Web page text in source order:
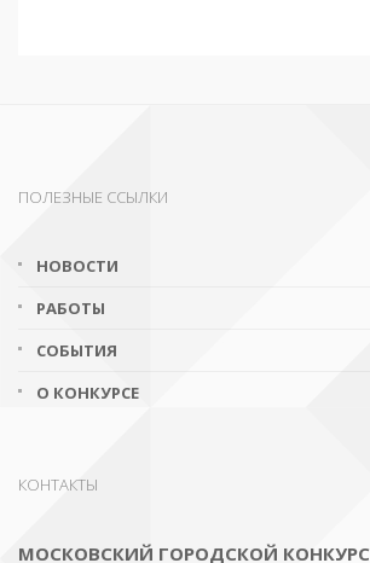
ПОЛЕЗНЫЕ ССЫЛКИ
НОВОСТИ
РАБОТЫ
СОБЫТИЯ
О КОНКУРСЕ
КОНТАКТЫ
МОСКОВСКИЙ ГОРОДСКОЙ КОНКУРС